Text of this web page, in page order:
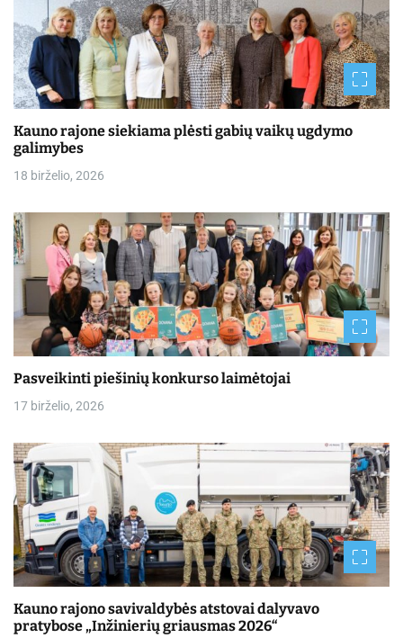
Kauno rajone siekiama plėsti gabių vaikų ugdymo
galimybes
18 birželio, 2026
Pasveikinti piešinių konkurso laimėtojai
17 birželio, 2026
Kauno rajono savivaldybės atstovai dalyvavo
pratybose „Inžinierių griausmas 2026“